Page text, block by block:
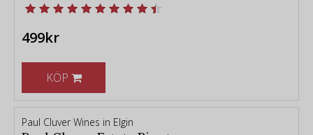
499kr
KÖP
Paul Cluver Wines in Elgin